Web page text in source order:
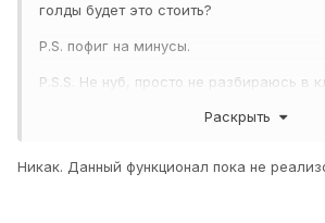
голды будет это стоить?
P.S. пофиг на минусы.
P.S.S. Не нуб, просто не разбираюсь в
Раскрыть
Никак. Данный функционал пока не